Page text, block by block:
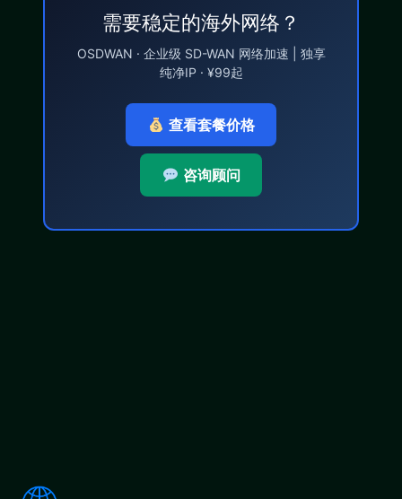
需要稳定的海外网络？
OSDWAN · 企业级 SD-WAN 网络加速 | 独享
纯净IP · ¥99起
查看套餐价格
咨询顾问